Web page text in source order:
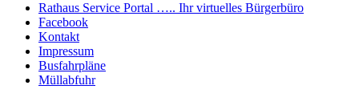
Rathaus Service Portal ….. Ihr virtuelles Bürgerbüro
Facebook
Kontakt
Impressum
Busfahrpläne
Müllabfuhr